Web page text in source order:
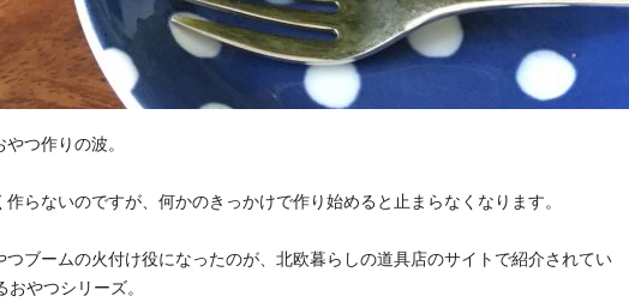
つ作りの波。
らないのですが、何かのきっかけで作り始めると止まらなくなります。
つブームの火付け役になったのが、北欧暮らしの道具店のサイトで紹介されてい
やつシリーズ。